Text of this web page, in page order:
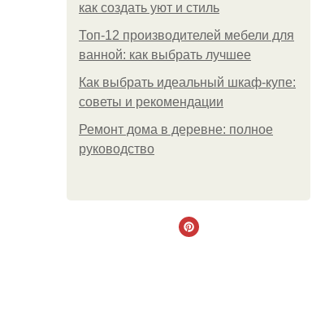
как создать уют и стиль
Топ-12 производителей мебели для
ванной: как выбрать лучшее
Как выбрать идеальный шкаф-купе:
советы и рекомендации
Ремонт дома в деревне: полное
руководство